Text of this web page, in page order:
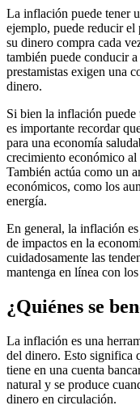
La inflación puede tener
ejemplo, puede reducir el
su dinero compra cada
también puede conducir a
prestamistas exigen una
dinero.
Si bien la inflación puede
es importante recordar
para una economía
crecimiento económico
También actúa como un
económicos, como los
energía.
En general, la inflación
de impactos en la
cuidadosamente las
mantenga en línea con
¿Quiénes se
La inflación es una
del dinero. Esto significa
tiene en una cuenta
natural y se produce
dinero en circulación.